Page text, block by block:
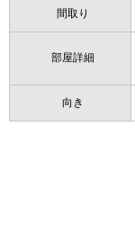
間取り
部屋詳細
向き